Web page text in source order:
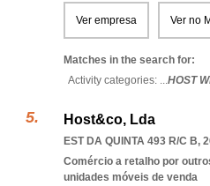
Ver empresa Ver no
Matches in the search for:
Activity categories: ...HOST
Host&co, Lda
EST DA QUINTA 493 R/C B,
Comércio a retalho por
unidades móveis de venda